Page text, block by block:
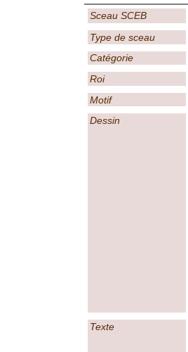
Sceau SCEB
Type de sceau
Catégorie
Roi
Motif
Dessin
Texte